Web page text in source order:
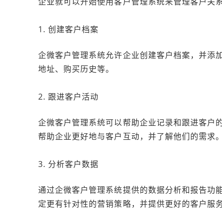
1. 创建客户档案
企微客户管理系统允许企业创建客户档案，并添
地址、购买历史等。
2. 跟进客户活动
企微客户管理系统可以帮助企业记录和跟进客户
帮助企业更好地与客户互动，并了解他们的需求
3. 分析客户数据
通过企微客户管理系统提供的数据分析和报告功
定更有针对性的营销策略，并提供更好的客户服